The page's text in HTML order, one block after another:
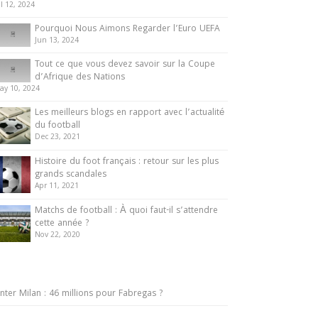
12, 2024
Pourquoi Nous Aimons Regarder l’Euro UEFA
Jun 13, 2024
Tout ce que vous devez savoir sur la Coupe
d’Afrique des Nations
10, 2024
Les meilleurs blogs en rapport avec l’actualité
du football
Dec 23, 2021
Histoire du foot français : retour sur les plus
grands scandales
Apr 11, 2021
Matchs de football : À quoi faut-il s’attendre
cette année ?
Nov 22, 2020
Milan : 46 millions pour Fabregas ?